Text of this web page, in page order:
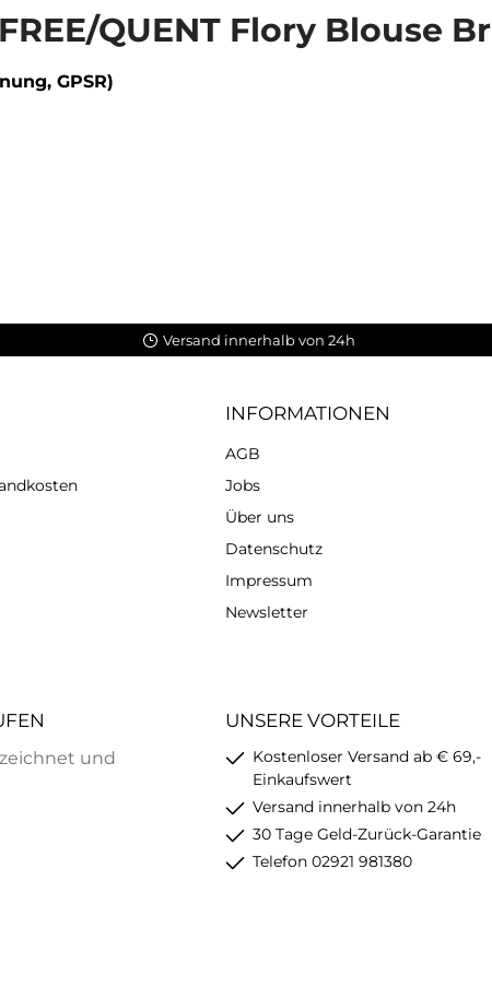
QUENT Flory Blouse
GPSR)
Versand innerhalb von 24h
INFORMATIONEN
AGB
Jobs
Über uns
Datenschutz
Impressum
Newsletter
und
UNSERE VORTEILE
Kostenloser Versand ab € 69,-
Einkaufswert
Versand innerhalb von 24h
30 Tage Geld-Zurück-Garantie
Telefon 02921 981380